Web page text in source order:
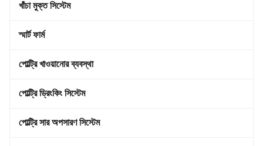
খাঁচা মুক্ত সিস্টেম
স্মার্ট ফার্ম
পোল্ট্রি খাওয়ানোর ব্যবস্থা
পোল্ট্রি ড্রিংকিং সিস্টেম
পোল্ট্রি সার অপসারণ সিস্টেম